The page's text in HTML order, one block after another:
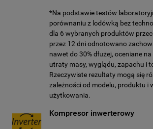
*Na podstawie testów
porównaniu z lodówką bez
dla 6 wybranych produktów
przez 12 dni odnotowano
nawet do 30% dłużej, oceniane
utraty masy, wyglądu, zapachu i
Rzeczywiste rezultaty mogą się
zależności od modelu, produktu i
użytkowania.
Kompresor inwerterowy